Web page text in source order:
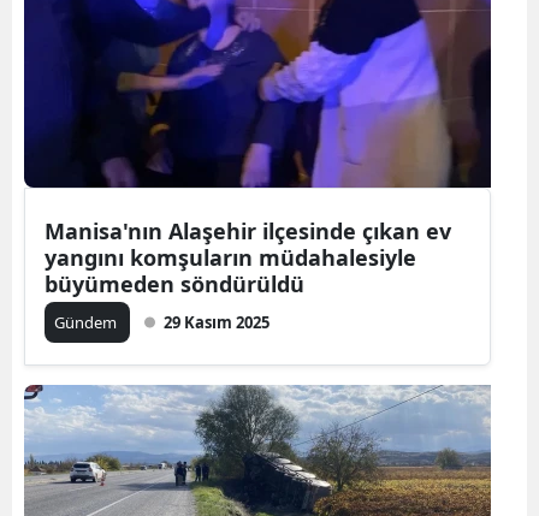
Manisa'nın Alaşehir ilçesinde çıkan ev
yangını komşuların müdahalesiyle
büyümeden söndürüldü
Gündem 29 Kasım 2025